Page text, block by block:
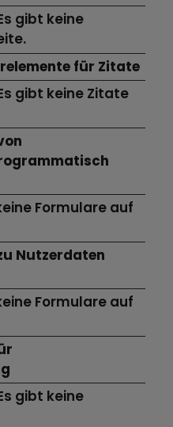
gibt keine
für Zitate
gibt keine Zitate
Formulare auf
Nutzerdaten
Formulare auf
gibt keine